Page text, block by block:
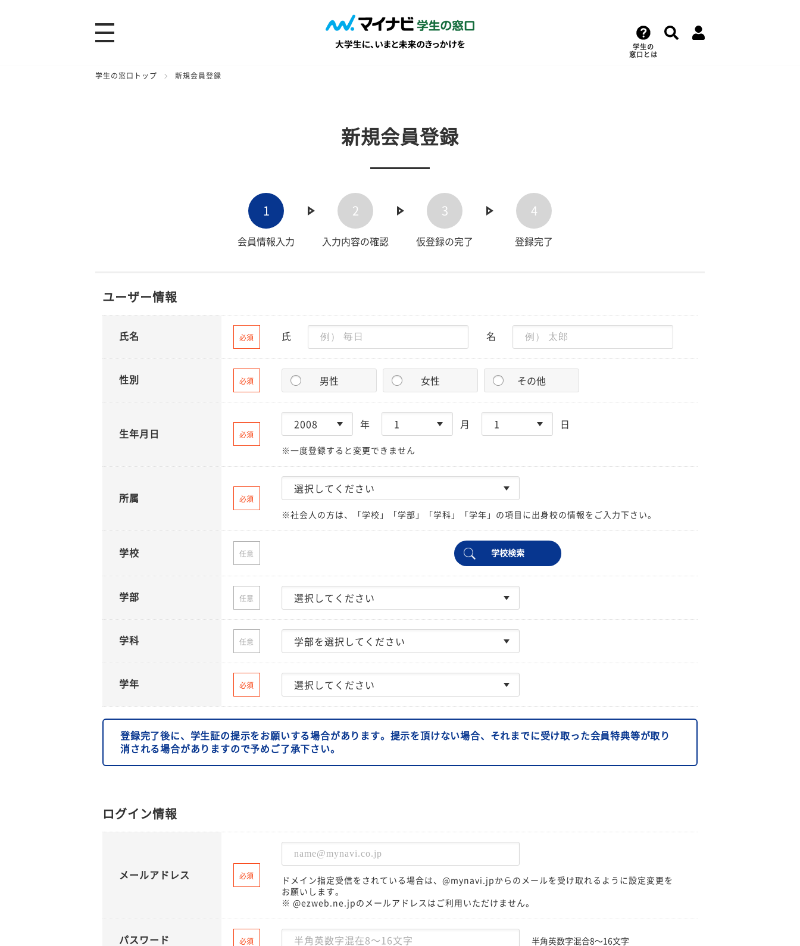
学生の
窓口とは
学生の窓口トップ 新規会員登録
新規会員登録
1
会員情報入力
2
入力内容の確認
3
仮登録の完了
4
登録完了
ユーザー情報
氏名 必須 氏 名
性別 必須 男性 女性 その他
生年月日 必須
年 月 日
※一度登録すると変更できません
所属 必須
※社会人の方は、「学校」「学部」「学科」「学年」の項目に出身校の情報をご入力下さい。
学校 任意 学校検索
学部 任意
学科 任意
学年 必須
登録完了後に、学生証の提示をお願いする場合があります。提示を頂けない場合、それまでに受け取った会員特典等が取り
消される場合がありますので予めご了承下さい。
ログイン情報
メールアドレス 必須
ドメイン指定受信をされている場合は、@mynavi.jpからのメールを受け取れるように設定変更を
お願いします。
※ @ezweb.ne.jpのメールアドレスはご利用いただけません。
パスワード 必須 半角英数字混合8〜16文字